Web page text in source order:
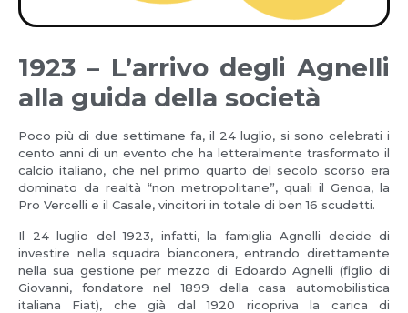
1923 – L’arrivo degli Agnelli
alla guida della società
Poco più di due settimane fa, il 24 luglio, si sono celebrati i
cento anni di un evento che ha letteralmente trasformato il
calcio italiano, che nel primo quarto del secolo scorso era
dominato da realtà “non metropolitane”, quali il Genoa, la
Pro Vercelli e il Casale, vincitori in totale di ben 16 scudetti.
Il 24 luglio del 1923, infatti, la famiglia Agnelli decide di
investire nella squadra bianconera, entrando direttamente
nella sua gestione per mezzo di Edoardo Agnelli (figlio di
Giovanni, fondatore nel 1899 della casa automobilistica
italiana Fiat), che già dal 1920 ricopriva la carica di